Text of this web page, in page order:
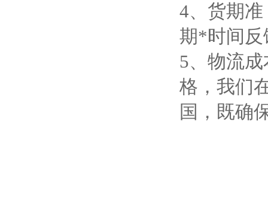
4、货期
期*时间反
5、物流
格，我们
国，既确